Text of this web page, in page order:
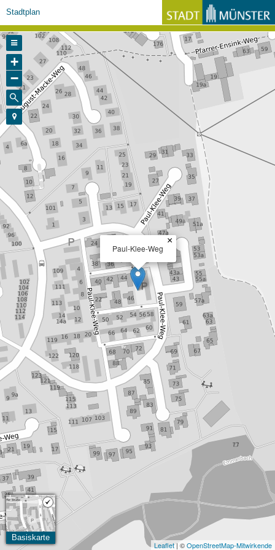
Stadtplan
Paul-Klee-Weg
×
+
−
Basiskarte
Leaflet | ©OpenStreetMap-Mitwirkende